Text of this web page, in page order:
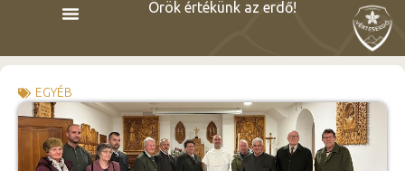
Örök értékünk az erdő!
EGYÉB